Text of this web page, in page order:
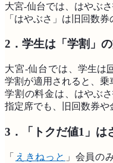
大宮-仙台では、はやぶ
「はやぶさ」は旧回数
2．学生は「学割」
大宮-仙台では、学生は
学割が適用されると、乗
学割の料金は
、はやぶ
指定席でも、旧回数券や
3．「トクだ値1」は
「 えきねっと 」会員の